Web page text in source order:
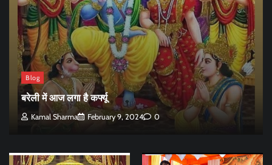
Blog
बरेली में आज लगा है कर्फ्यू
Kamal Sharma February 9, 2024 0